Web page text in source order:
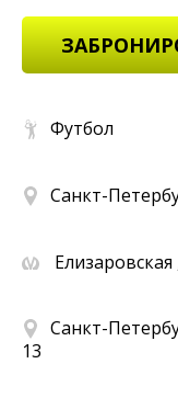
Футбол
Санкт-
Санкт-
13